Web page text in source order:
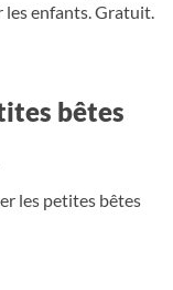
enfants. Gratuit.
bêtes
les petites bêtes